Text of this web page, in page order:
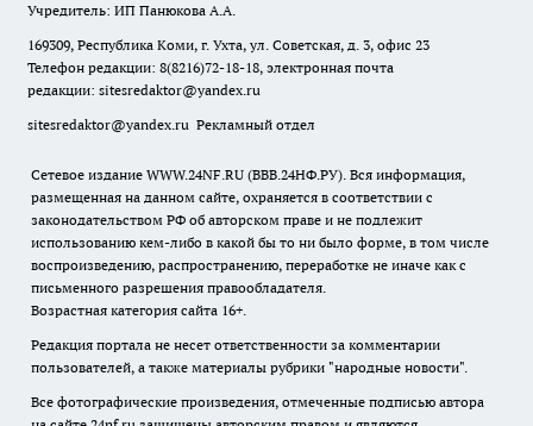
Учредитель: ИП Панюкова А.А.
169309, Республика Коми, г. Ухта, ул. Советская, д. 3, офис 23
Телефон редакции: 8(8216)72-18-18, электронная почта
редакции: sitesredaktor@yandex.ru
sitesredaktor@yandex.ru Рекламный отдел
Сетевое издание WWW.24NF.RU (ВВВ.24НФ.РУ). Вся информация,
размещенная на данном сайте, охраняется в соответствии с
законодательством РФ об авторском праве и не подлежит
использованию кем-либо в какой бы то ни было форме, в том числе
воспроизведению, распространению, переработке не иначе как с
письменного разрешения правообладателя.
Возрастная категория сайта 16+.
Редакция портала не несет ответственности за комментарии
пользователей, а также материалы рубрики "народные новости".
Все фотографические произведения, отмеченные подписью автора